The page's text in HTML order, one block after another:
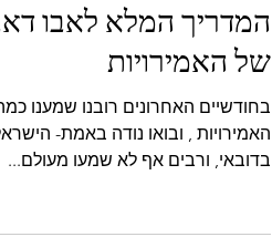
המדריך המלא לאבו
של האמירויות
בחודשיים האחרונים רובנו שמענו
האמירויות , ובואו נודה באמת-
בדובאי, ורבים אף לא שמעו מעולם...